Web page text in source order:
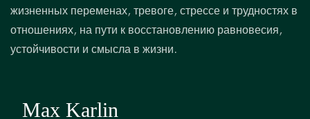
жизненных переменах, тревоге, стрессе и трудностях в
отношениях, на пути к восстановлению равновесия,
устойчивости и смысла в жизни.